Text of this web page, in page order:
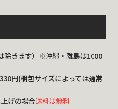
除きます）※沖縄・離島は1000
円(梱包サイズによっては通常
げの場合送料は無料